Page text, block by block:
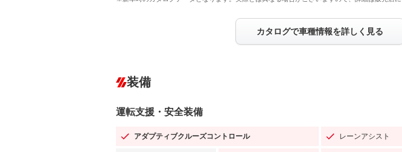
カタログで車種情報を詳しく見る
装備
運転支援・安全装備
アダプティブクルーズコントロール レーンアシスト